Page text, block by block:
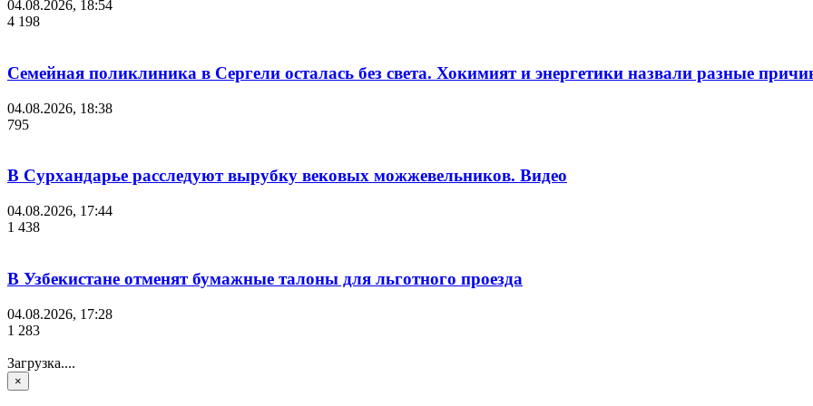
04.08.2026, 18:54
4 198
Семейная поликлиника в Сергели осталась без света. Хокимият и энергетики назвали разные
04.08.2026, 18:38
795
В Сурхандарье расследуют вырубку вековых можжевельников. Видео
04.08.2026, 17:44
1 438
В Узбекистане отменят бумажные талоны для льготного проезда
04.08.2026, 17:28
1 283
Загрузка....
×